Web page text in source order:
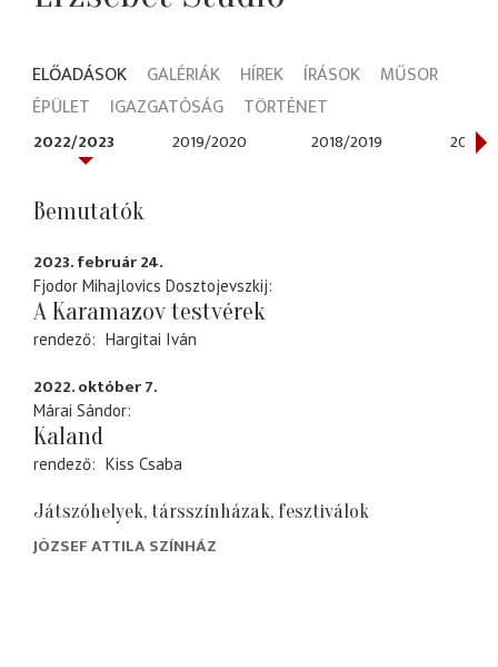
ELŐADÁSOK GALÉRIÁK HÍREK ÍRÁSOK
MŰSOR
ÉPÜLET
IGAZGATÓSÁG TÖRTÉNET
2022/2023 2019/2020 2018/2019 2017/
Bemutatók
2023. február 24.
Fjodor Mihajlovics Dosztojevszkij
A Karamazov testvérek
rendező Hargitai Iván
2022. október 7.
Márai Sándor
Kaland
rendező Kiss Csaba
Játszóhelyek, társszínházak, fesztiválok
JÓZSEF ATTILA SZÍNHÁZ